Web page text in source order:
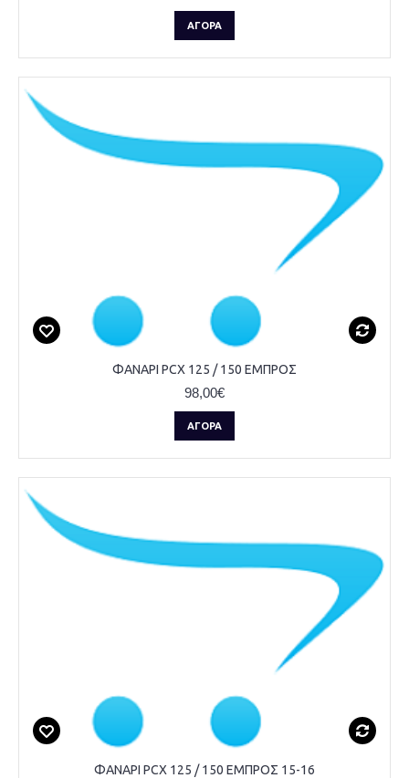
ΑΓΟΡΆ
ΦΑΝΑΡΙ PCX 125 / 150 ΕΜΠΡΟΣ
98,00€
ΑΓΟΡΆ
ΦΑΝΑΡΙ PCX 125 / 150 ΕΜΠΡΟΣ 15-16